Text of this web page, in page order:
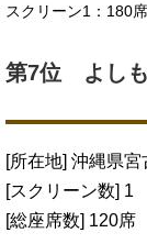
スクリーン1：180
第7位 よしも
[所在地] 沖縄県
[スクリーン数] 1
[総座席数] 120席